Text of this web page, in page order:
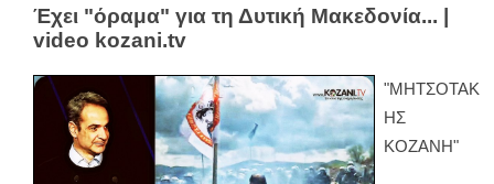
Έχει "όραμα" για τη Δυτική Μακεδονία... |
video kozani.tv
"ΜΗΤΣΟΤΑΚ
ΗΣ
ΚΟΖΑΝΗ"